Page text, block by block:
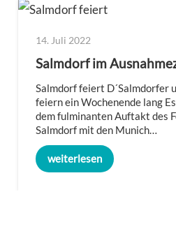
14. Juli 2022
Salmdorf im
Salmdorf feiert D´Salmdorfer
feiern ein Wochenende lang
dem fulminanten Auftakt des
Salmdorf mit den Munich…
weiterlesen